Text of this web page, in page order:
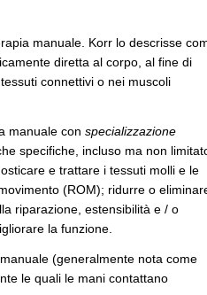
manuale. Korr lo descrisse
diretta al corpo, al fine di
connettivi o nei muscoli
manuale con specializzazione
specifiche, incluso ma non
e trattare i tessuti molli e le
(ROM); ridurre o
riparazione, estensibilità e / o
la funzione.
(generalmente nota come
le quali le mani contattano